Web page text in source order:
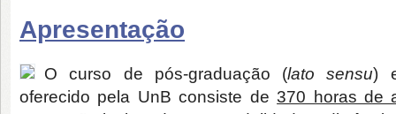
Apresentação
O curso de pós-graduação (lato sensu)
oferecido pela UnB consiste de370 horas de